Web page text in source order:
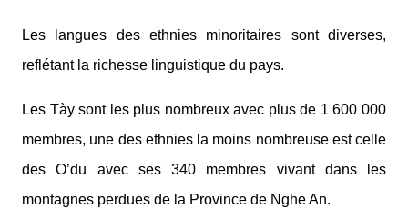
Les langues des ethnies minoritaires sont diverses,
reflétant la richesse linguistique du pays.
Les Tày sont les plus nombreux avec plus de 1 600 000
membres, une des ethnies la moins nombreuse est celle
des O’du avec ses 340 membres vivant dans les
montagnes perdues de la Province de Nghe An.